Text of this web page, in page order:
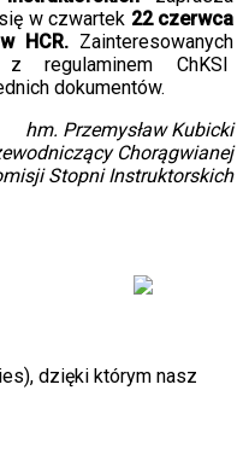
w czwartek 22 czerwca
HCR. Zainteresowanych
ChKSI
dokumentów.
hm. Przemysław Kubicki
Chorągwianej
Stopni Instruktorskich
dzięki którym nasz